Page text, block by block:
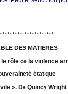
DES MATIERES
rôle de la violence
étatique
». De Quincy